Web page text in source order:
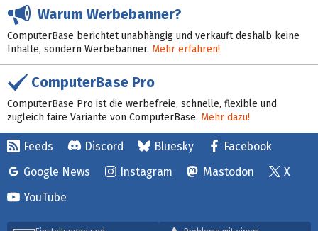
Warum Werbebanner?
ComputerBase berichtet unabhängig und verkauft deshalb keine
Inhalte, sondern Werbebanner. Mehr erfahren!
ComputerBase Pro
ComputerBase Pro ist die werbefreie, schnelle, flexible und
zugleich faire Variante von ComputerBase. Mehr dazu!
Feeds Discord Bluesky
Facebook
Google News
Instagram Mastodon
X
YouTube